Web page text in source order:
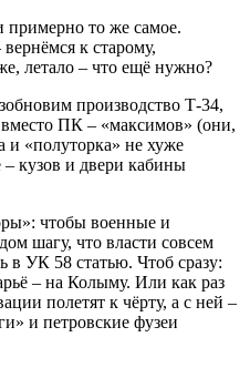
то же самое.
к старому,
летало – что ещё нужно?
производство Т-34,
ПК – «максимов» (они,
и «полуторка» не хуже
кузов и двери кабины
чтобы военные и
шагу, что власти совсем
в УК 58 статью. Чтоб сразу:
– на Колыму. Или как раз
полетят к чёрту, а с ней –
и петровские фузеи